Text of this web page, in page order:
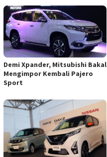
Demi Xpander, Mitsubishi Bakal
Mengimpor Kembali Pajero
Sport